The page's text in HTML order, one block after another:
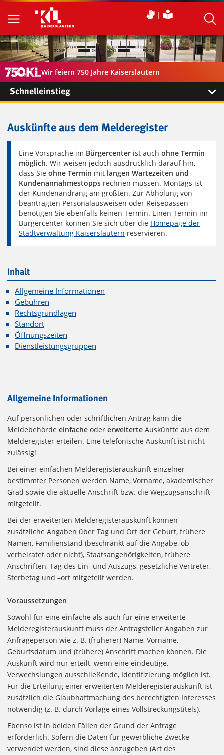
Wir feiern 750 Jahre Kaiserslautern
Schnelleinstieg
Auskünfte aus dem Melderegister
Eine Vorsprache im Bürgercenter ist auch ohne Termin
möglich. Wir weisen jedoch ausdrücklich darauf hin,
dass Sie ohne Termin mit langen Wartezeiten und
Kundenannahmestopps rechnen müssen. Montags ist
der Kundenandrang am größten. Zur Abholung von
beantragten Personalausweisen oder Reisepässen
benötigen Sie ebenfalls keinen Termin. Einen Termin im
Bürgercenter können Sie sich über die Homepage der
Stadtverwaltung Kaiserslautern reservieren.
Inhalt
Allgemeine Informationen
Gebühren
Rechtsgrundlagen
Standort
Öffnungszeiten
Dienstleistungsgruppen
Allgemeine Informationen
Auf persönlichen oder schriftlichen Antrag kann die
Meldebehörde einfache oder erweiterte Auskünfte aus dem
Melderegister erteilen. Eine telefonische Auskunft ist nicht
zulässig!
Bei einer einfachen Melderegisterauskunft einzelner
bestimmter Personen werden Name, Vorname, akademischer
Grad sowie die aktuelle Anschrift bzw. die Wegzugsanschrift
mitgeteilt.
Bei der erweiterten Melderegisterauskunft können
zusätzliche Angaben über Tag und Ort der Geburt, frühere
Namen, Familienstand (beschränkt auf die Angabe, ob
verheiratet oder nicht), Staatsangehörigkeiten, frühere
Anschriften, Tag des Ein- und Auszugs, gesetzliche Vertreter,
Sterbetag und –ort mitgeteilt werden.
Voraussetzungen
Sowohl für eine einfache als auch für eine erweiterte
Melderegisterauskunft muss der Antragsteller Angaben zur
Anfrageperson wie z. B. (früherer) Name, Vorname,
Geburtsdatum und (frühere) Anschrift machen können. Die
Auskunft wird nur erteilt, wenn eine eindeutige,
Verwechslungen ausschließende, Identifizierung möglich ist.
Für die Erteilung einer erweiterten Melderegisterauskunft ist
zusätzlich die Glaubhaftmachung des berechtigten Interesses
notwendig (z. B. durch Vorlage eines Vollstreckungstitels).
Ebenso ist in beiden Fällen der Grund der Anfrage
erforderlich. Sofern die Daten für gewerbliche Zwecke
verwendet werden, sind diese anzugeben (Art des